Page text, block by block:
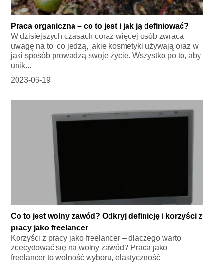
Praca organiczna – co to jest i jak ją definiować?
W dzisiejszych czasach coraz więcej osób zwraca
uwagę na to, co jedzą, jakie kosmetyki używają oraz w
jaki sposób prowadzą swoje życie. Wszystko po to, aby
unik...
2023-06-19
Co to jest wolny zawód? Odkryj definicję i korzyści z
pracy jako freelancer
Korzyści z pracy jako freelancer – dlaczego warto
zdecydować się na wolny zawód? Praca jako
freelancer to wolność wyboru, elastyczność i